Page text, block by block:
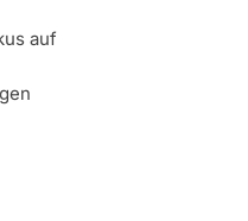
auf